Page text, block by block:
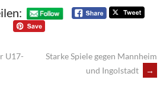
U17-
Starke Spiele gegen Mannheim
und Ingolstadt
→